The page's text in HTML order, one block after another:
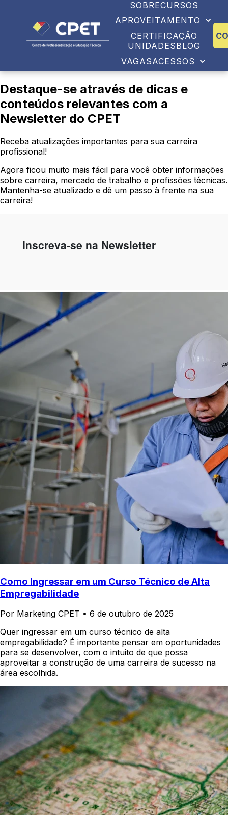
SOBRECURSOS
APROVEITAMENTO
CERTIFICAÇÃO
UNIDADESBLOG
VAGASACESSOS
Destaque-se através de dicas e
conteúdos relevantes com a
Newsletter do CPET
Receba atualizações importantes para sua carreira
profissional!
Agora ficou muito mais fácil para você obter informações
sobre carreira, mercado de trabalho e profissões técnicas.
Mantenha-se atualizado e dê um passo à frente na sua
carreira!
Como Ingressar em um Curso Técnico de Alta
Empregabilidade
Por Marketing CPET • 6 de outubro de 2025
Quer ingressar em um curso técnico de alta
empregabilidade? É importante pensar em oportunidades
para se desenvolver, com o intuito de que possa
aproveitar a construção de uma carreira de sucesso na
área escolhida.